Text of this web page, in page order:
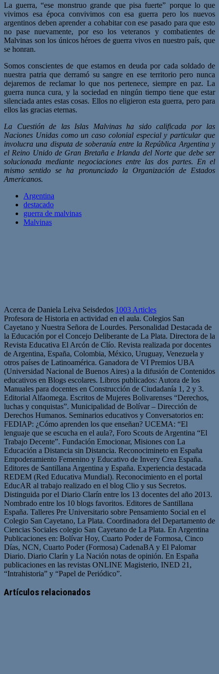
La guerra, “ese monstruo grande que pisa fuerte” porque lo que
vivimos esa época convivimos con esa guerra pero los nuevos
argentinos deben aprender a cohabitar con ese pasado para que esto
no pase nuevamente, por eso los veteranos y combatientes de
Malvinas son los únicos héroes de guerra vivos en nuestro país, que
se honran.
Somos conscientes de que estamos en deuda por cada soldado de
nuestra patria que derramó su sangre en ese territorio pero nunca
dejaremos de reclamar lo que nos pertenece, siempre en paz. La
guerra nunca cura, y la sociedad en ningún tiempo tiene que estar
silenciada antes estas cosas. Ellos no eligieron esta guerra, pero para
ellos las gracias eternas.
La Cuestión de las Islas Malvinas ha sido calificada por las
Naciones Unidas como un caso colonial especial y particular que
involucra una disputa de soberanía entre la República Argentina y
el Reino Unido de Gran Bretaña e Irlanda del Norte que debe ser
solucionada mediante negociaciones entre las dos partes. En el
mismo sentido se ha pronunciado la Organización de Estados
Americanos.
Argentina
destacado
guerra de malvinas
Malvinas
Acerca de Daniela Leiva Seisdedos 1003 Articles
Profesora de Historia en actividad en el aula. Colegios San
Cayetano y Nuestra Señora de Lourdes. Personalidad Destacada de
la Educación por el Concejo Deliberante de La Plata. Directora de la
Revista Educativa El Arcón de Clío. Revista realizada por docentes
de Argentina, España, Colombia, México, Uruguay, Venezuela y
otros países de Latinoamérica. Ganadora de VI Premios UBA
(Universidad Nacional de Buenos Aires) a la difusión de Contenidos
educativos en Blogs escolares. Libros publicados: Autora de los
Manuales para docentes en Construcción de Ciudadanía 1, 2 y 3.
Editorial Alfaomega. Escritos de Mujeres Bolivarenses “Derechos,
luchas y conquistas”. Municipalidad de Bolívar – Dirección de
Derechos Humanos. Seminarios educativos y Conversatorios en:
FEDIAP: ¿Cómo aprenden los que enseñan? UCEMA: “El
lenguaje que se escucha en el aula?, Foro Scouts de Argentina “El
Trabajo Decente”. Fundación Emocionar, Misiones con La
Educación a Distancia sin Distancia. Reconocimineto en España
Empoderamiento Femenino y Educativo de Invery Crea España.
Editores de Santillana Argentina y España. Experiencia destacada
REDEM (Red Educativa Mundial). Reconocimiento en el portal
EducAR al trabajo realizado en el blog Clio y sus Secretos.
Distinguida por el Diario Clarín entre los 13 docentes del año 2013.
Nombrado entre los 10 blogs favoritos. Editores de Santillana
España. Talleres Pre Universitario sobre Pensamiento Social en el
Colegio San Cayetano, La Plata. Coordinadora del Departamento de
Ciencias Sociales colegio San Cayetano de La Plata. En Argentina
Publicaciones en: Bolívar Hoy, Cuarto Poder de Formosa, Cinco
Días, NCN, Cuarto Poder (Formosa) CadenaBA y El Palomar
Diario. Diario Clarín y La Nación notas de opinión. En España
publicaciones en las revistas ONLINE Magisterio, INED 21,
“Intrahistoria” y “Papel de Periódico”.
web
Artículos relacionados